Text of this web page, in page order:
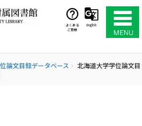
よくある
ご質問
English
論文目録データベース chevron_right
北海道大学学位論文目